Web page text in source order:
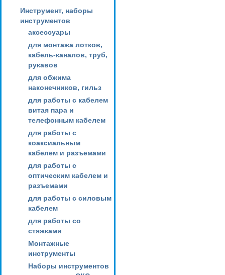
Инструмент, наборы
инструментов
аксессуары
для монтажа лотков,
кабель-каналов, труб,
рукавов
для обжима
наконечников, гильз
для работы с кабелем
витая пара и
телефонным кабелем
для работы с
коаксиальным
кабелем и разъемами
для работы с
оптическим кабелем и
разъемами
для работы с силовым
кабелем
для работы со
стяжками
Монтажные
инструменты
Наборы инструментов